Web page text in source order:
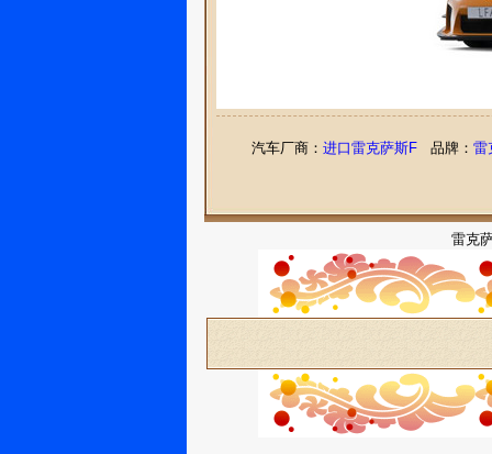
汽车厂商： 进口雷克萨斯F 品牌： 雷
雷克